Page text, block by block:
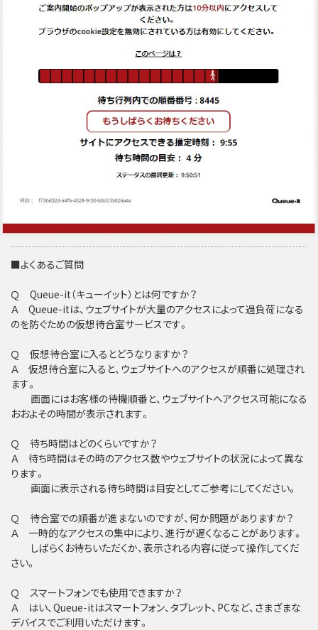
■よくあるご質問
Ｑ Queue-it（キューイット）とは何ですか？
Ａ Queue-itは、ウェブサイトが大量のアクセスによって過負荷になる
のを防ぐための仮想待合室サービスです。
Ｑ 仮想待合室に入るとどうなりますか？
Ａ 仮想待合室に入ると、ウェブサイトへのアクセスが順番に処理され
ます。
画面にはお客様の待機順番と、ウェブサイトへアクセス可能になる
おおよその時間が表示されます。
Ｑ 待ち時間はどのくらいですか？
Ａ 待ち時間はその時のアクセス数やウェブサイトの状況によって異な
ります。
画面に表示される待ち時間は目安としてご参考にしてください。
Ｑ 待合室での順番が進まないのですが、何か問題がありますか？
Ａ 一時的なアクセスの集中により、進行が遅くなることがあります。
しばらくお待ちいただくか、表示される内容に従って操作してくだ
さい。
Ｑ スマートフォンでも使用できますか？
Ａ はい、Queue-itはスマートフォン、タブレット、PCなど、さまざまな
デバイスでご利用いただけます。